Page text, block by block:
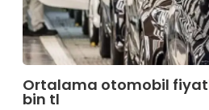
Ortalama otomobil
bin tl